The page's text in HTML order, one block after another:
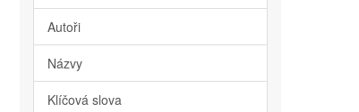
Autoři
Názvy
Klíčová slova